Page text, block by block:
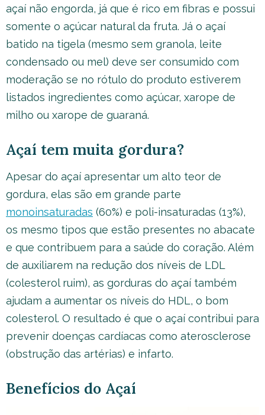
açaí não engorda, já que é rico em fibras e possui
somente o açúcar natural da fruta. Já o açaí
batido na tigela (mesmo sem granola, leite
condensado ou mel) deve ser consumido com
moderação se no rótulo do produto estiverem
listados ingredientes como açúcar, xarope de
milho ou xarope de guaraná.
Açaí tem muita gordura?
Apesar do açaí apresentar um alto teor de
gordura, elas são em grande parte
monoinsaturadas (60%) e poli-insaturadas (13%),
os mesmo tipos que estão presentes no abacate
e que contribuem para a saúde do coração. Além
de auxiliarem na redução dos níveis de LDL
(colesterol ruim), as gorduras do açaí também
ajudam a aumentar os níveis do HDL, o bom
colesterol. O resultado é que o açaí contribui para
prevenir doenças cardíacas como aterosclerose
(obstrução das artérias) e infarto.
Benefícios do Açaí